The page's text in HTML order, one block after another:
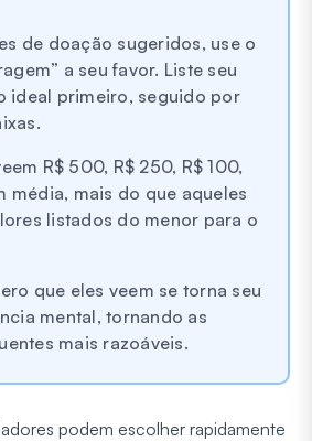
de doação sugeridos, use o
a seu favor. Liste seu
ideal primeiro, seguido por
R$ 500, R$ 250, R$ 100,
média, mais do que aqueles
listados do menor para o
que eles veem se torna seu
mental, tornando as
mais razoáveis.
podem escolher rapidamente